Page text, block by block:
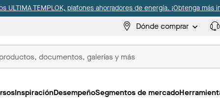
ULTIMA TEMPLOK, plafones ahorradores de energía. ¡Obtenga más
Dónde comprar
InspiraciónDesempeñoSegmentos de mercado